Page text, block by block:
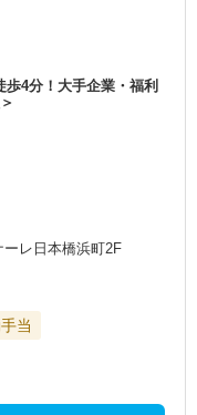
歩4分！大手企業・福利
レ日本橋浜町2F
当